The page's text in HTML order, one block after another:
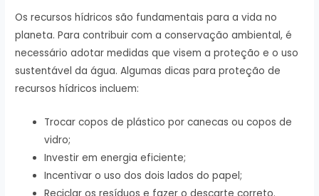
Os recursos hídricos são fundamentais para a vida no
planeta. Para contribuir com a conservação ambiental, é
necessário adotar medidas que visem a proteção e o uso
sustentável da água. Algumas dicas para proteção de
recursos hídricos incluem:
Trocar copos de plástico por canecas ou copos de
vidro;
Investir em energia eficiente;
Incentivar o uso dos dois lados do papel;